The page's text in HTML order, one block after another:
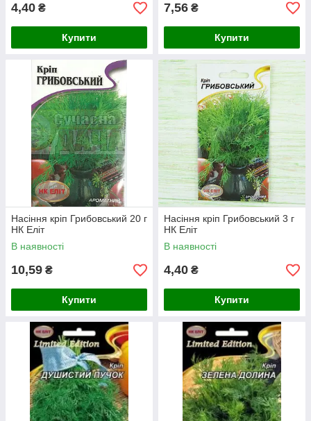
4,40 ₴
Купити
7,56 ₴
Купити
Насіння кріп Грибовський 20 г
НК Еліт
В наявності
10,59 ₴
Купити
Насіння кріп Грибовський 3 г
НК Еліт
В наявності
4,40 ₴
Купити